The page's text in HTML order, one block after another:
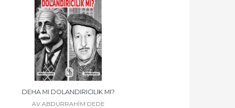
DEHA MI DOLANDIRICILIK MI?
AV.ABDURRAHİM DEDE